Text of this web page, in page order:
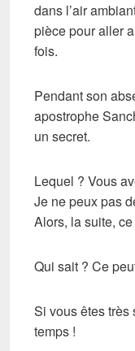
dans l’air
pièce pour aller
fois.
Pendant son
apostrophe
un secret.
Lequel ? Vous
Je ne peux pas
Alors, la suite,
Qui sait ? Ce
Si vous êtes
temps !